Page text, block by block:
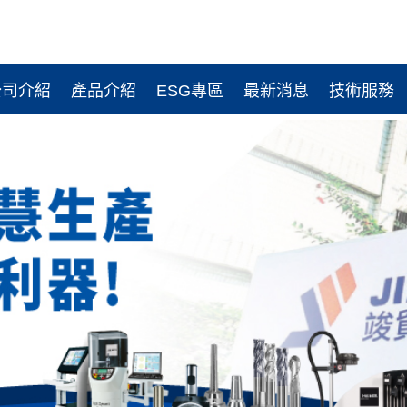
介紹 產品介紹 ESG專區 最新消息 技術服務